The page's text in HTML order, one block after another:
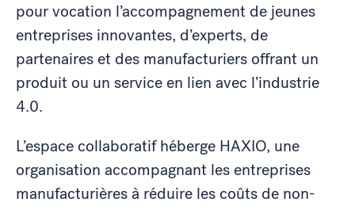
pour vocation l’accompagnement de jeunes
entreprises innovantes, d’experts, de
partenaires et des manufacturiers offrant un
produit ou un service en lien avec l’industrie
4.0.
L’espace collaboratif héberge HAXIO, une
organisation accompagnant les entreprises
manufacturières à réduire les coûts de non-